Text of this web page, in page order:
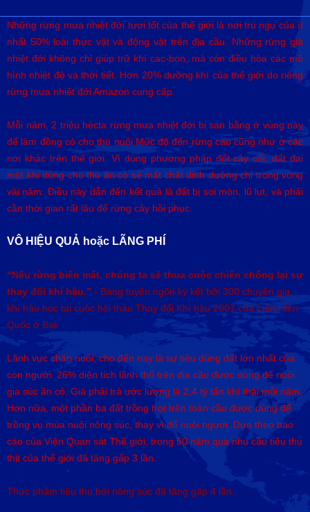
Những rừng mưa nhiệt đới tươi tốt của thế giới là nơi trú ngụ của ít
nhất 50% loài thực vật và động vật trên địa cầu. Những rừng già
nhiệt đới không chỉ giúp trữ khí cac-bon, mà còn điều hòa các mô
hình nhiệt độ và thời tiết. Hơn 20% dưỡng khí của thế giới do riêng
rừng mưa nhiệt đới Amazon cung cấp.
Mỗi năm, 2 triệu hécta rừng mưa nhiệt đới bị san bằng ở vùng này
để làm đồng cỏ cho thú nuôi Mức độ đốn rừng cao cũng như ở các
nơi khác trên thế giới. Vì dùng phương pháp đốt cây cối, đất đai
một khi dùng cho thú ăn cỏ sẽ mất chất dinh dưỡng chỉ trong vòng
vài năm. Điều này dẫn đến kết quả là đất bị soi mòn, lũ lụt, và phải
cần thời gian rất lâu để rừng cây hồi phục.
VÔ HIỆU QUẢ hoặc LÃNG PHÍ
“Nếu rừng biến mất, chúng ta sẽ thua cuộc chiến chống lại sự
thay đổi khí hậu.” - Bảng tuyên ngôn ký kết bởi 300 chuyên gia
khí hậu học tại cuộc hội thảo Thay đổi Khí hậu 2007 của Liên Hiên
Quốc ở Bali
Lãnh vực chăn nuôi, cho đến nay là sự tiêu dùng đất lớn nhất của
con người. 26% diện tích lãnh thổ trên địa cầu được dùng để nuôi
gia súc ăn cỏ. Giá phải trả ước lượng là 2,4 tỷ tấn khí thải mỗi năm.
Hơn nữa, một phần ba đất trồng trọt trên toàn cầu được dùng để
trồng vụ mùa nuôi nông súc, thay vì để nuôi người. Dựa theo báo
cáo của Viện Quan sát Thế giới, trong 50 năm qua nhu cầu tiêu thụ
thịt của thế giới đã tăng gấp 3 lần.
Thực phẩm tiêu thụ bởi nông súc đã tăng gấp 4 lần.